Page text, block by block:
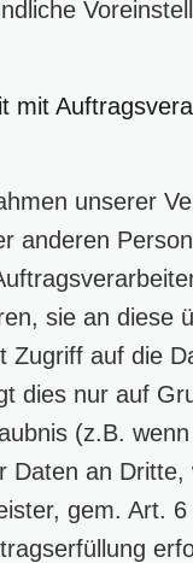
mit
unserer
anderen
sie an diese
Zugriff auf die
dies nur auf
(z.B.
Daten an Dritte,
gem. Art.